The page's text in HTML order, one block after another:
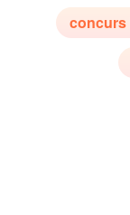
concurs